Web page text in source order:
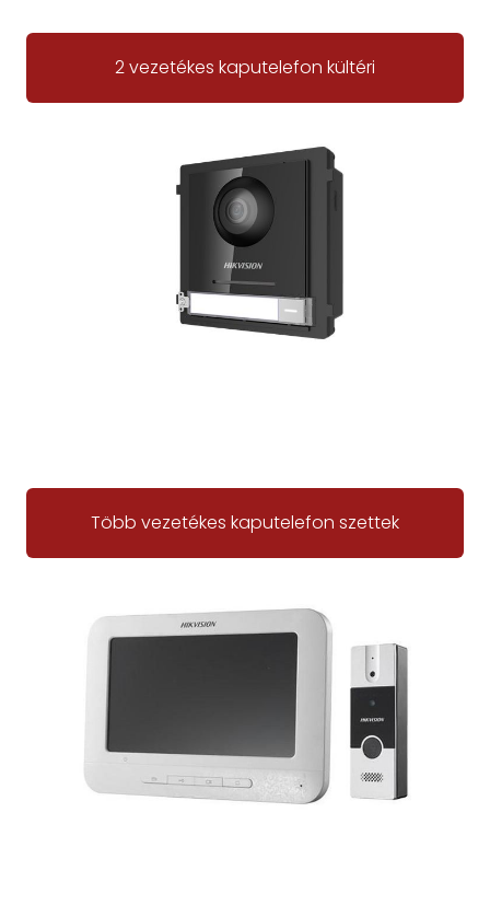
2 vezetékes kaputelefon kültéri
Több vezetékes kaputelefon szettek